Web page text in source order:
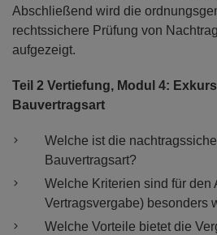
Abschließend wird die
rechtssichere Prüfung von
aufgezeigt.
Teil 2 Vertiefung, Modul 4:
Bauvertragsart
Welche ist die
Bauvertragsart?
Welche Kriterien sind für den
Vertragsvergabe) besonders
Welche Vorteile bietet die